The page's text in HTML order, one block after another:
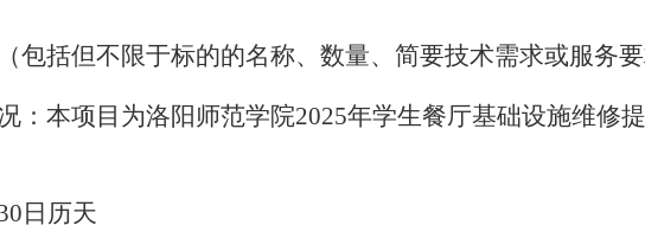
包括但不限于标的的名称、数量、简要技术需求或服务要
况：本项目为洛阳师范学院2025年学生餐厅基础设施维修
日历天